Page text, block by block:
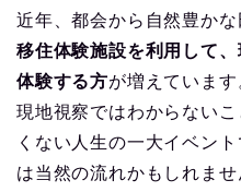
近年、都会から自然豊か
移住体験施設を利用して
体験する方が増えていま
現地視察ではわからない
くない人生の一大イベン
は当然の流れかもしれませ